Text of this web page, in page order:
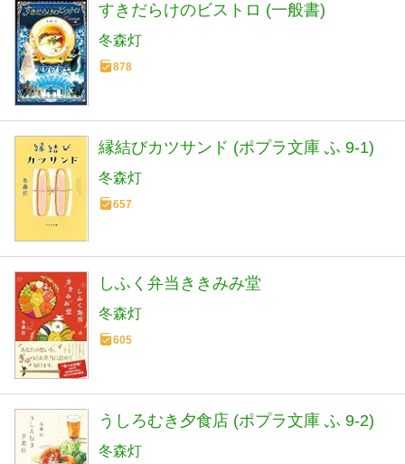
すきだらけのビストロ (一般書)
冬森灯
878
縁結びカツサンド (ポプラ文庫 ふ 9-1)
冬森灯
657
しふく弁当ききみみ堂
冬森灯
605
うしろむき夕食店 (ポプラ文庫 ふ 9-2)
冬森灯